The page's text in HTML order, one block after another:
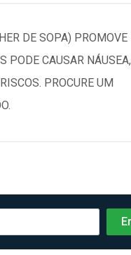
DE SOPA) PROMOVE
PODE CAUSAR NÁUSEA,
PROCURE UM